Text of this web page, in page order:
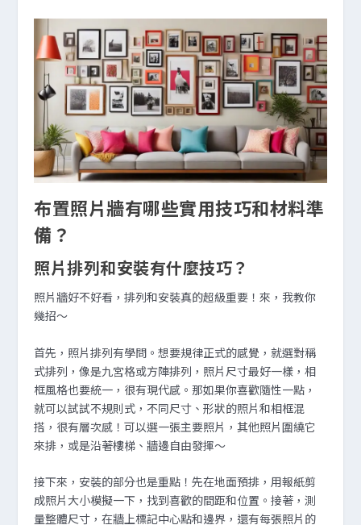
布置照片牆有哪些實用技巧和材料準
備？
照片排列和安裝有什麼技巧？
照片牆好不好看，排列和安裝真的超級重要！來，我教你
幾招～
首先，照片排列有學問。想要規律正式的感覺，就選對稱
式排列，像是九宮格或方陣排列，照片尺寸最好一樣，相
框風格也要統一，很有現代感。那如果你喜歡隨性一點，
就可以試試不規則式，不同尺寸、形狀的照片和相框混
搭，很有層次感！可以選一張主要照片，其他照片圍繞它
來排，或是沿著樓梯、牆邊自由發揮～
接下來，安裝的部分也是重點！先在地面預排，用報紙剪
成照片大小模擬一下，找到喜歡的間距和位置。接著，測
量整體尺寸，在牆上標記中心點和邊界，還有每張照片的